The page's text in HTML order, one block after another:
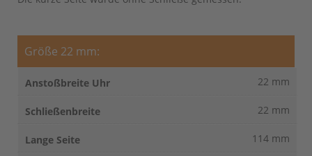
Größe 22 mm:
22 mm
22 mm
114 mm